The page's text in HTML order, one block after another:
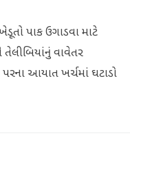
પાક ઉગાડવા માટે
તેલીબિયાંનું વાવેતર
આયાત ખર્ચમાં ઘટાડો